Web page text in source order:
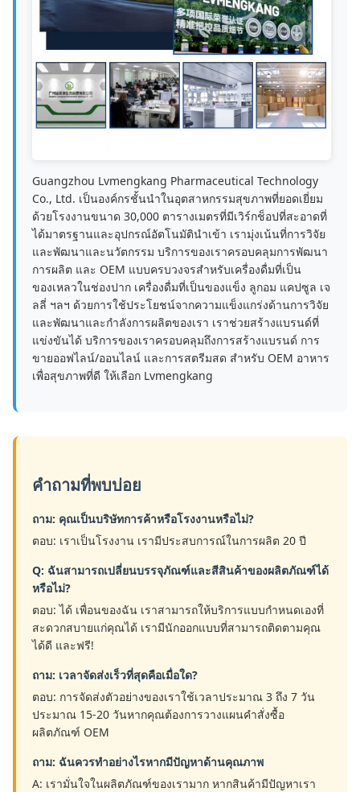
Guangzhou Lvmengkang Pharmaceutical Technology
Co., Ltd. เป็นองค์กรชั้นนำในอุตสาหกรรมสุขภาพที่ยอดเยี่ยม
ด้วยโรงงานขนาด 30,000 ตารางเมตรที่มีเวิร์กช็อปที่สะอาดที่
ได้มาตรฐานและอุปกรณ์อัตโนมัตินำเข้า เรามุ่งเน้นที่การวิจัย
และพัฒนาและนวัตกรรม บริการของเราครอบคลุมการพัฒนา
การผลิต และ OEM แบบครบวงจรสำหรับเครื่องดื่มที่เป็น
ของเหลวในช่องปาก เครื่องดื่มที่เป็นของแข็ง ลูกอม แคปซูล เจ
ลลี่ ฯลฯ ด้วยการใช้ประโยชน์จากความแข็งแกร่งด้านการวิจัย
และพัฒนาและกำลังการผลิตของเรา เราช่วยสร้างแบรนด์ที่
แข่งขันได้ บริการของเราครอบคลุมถึงการสร้างแบรนด์ การ
ขายออฟไลน์/ออนไลน์ และการสตรีมสด สำหรับ OEM อาหาร
เพื่อสุขภาพที่ดี ให้เลือก Lvmengkang
คำถามที่พบบ่อย
ถาม: คุณเป็นบริษัทการค้าหรือโรงงานหรือไม่?
ตอบ: เราเป็นโรงงาน เรามีประสบการณ์ในการผลิต 20 ปี
Q: ฉันสามารถเปลี่ยนบรรจุภัณฑ์และสีสินค้าของผลิตภัณฑ์ได้
หรือไม่?
ตอบ: ได้ เพื่อนของฉัน เราสามารถให้บริการแบบกำหนดเองที่
สะดวกสบายแก่คุณได้ เรามีนักออกแบบที่สามารถติดตามคุณ
ได้ดี และฟรี!
ถาม: เวลาจัดส่งเร็วที่สุดคือเมื่อใด?
ตอบ: การจัดส่งตัวอย่างของเราใช้เวลาประมาณ 3 ถึง 7 วัน
ประมาณ 15-20 วันหากคุณต้องการวางแผนคำสั่งซื้อ
ผลิตภัณฑ์ OEM
ถาม: ฉันควรทำอย่างไรหากมีปัญหาด้านคุณภาพ
A: เรามั่นใจในผลิตภัณฑ์ของเรามาก หากสินค้ามีปัญหาเรา